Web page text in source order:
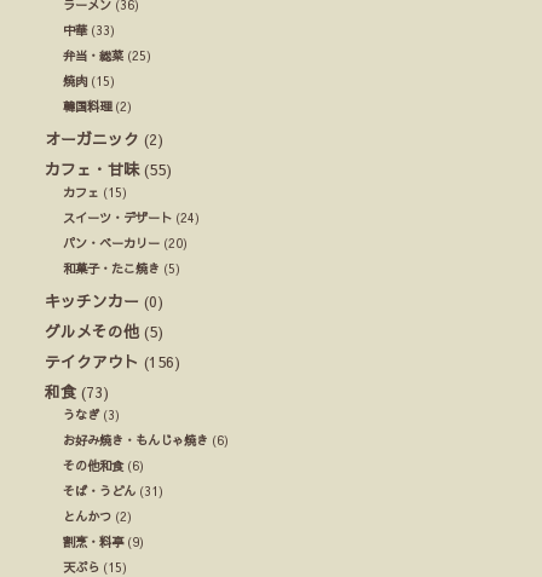
ラーメン (36)
中華(33)
弁当・総菜 (25)
焼肉 (15)
韓国料理(2)
オーガニック (2)
カフェ・甘味(55)
カフェ (15)
スイーツ・デザート (24)
パン・ベーカリー (20)
和菓子・たこ焼き (5)
キッチンカー (0)
グルメその他 (5)
テイクアウト (156)
和食 (73)
うなぎ(3)
お好み焼き・もんじゃ焼き (6)
その他和食(6)
そば・うどん (31)
とんかつ (2)
割烹・料亭(9)
天ぷら (15)